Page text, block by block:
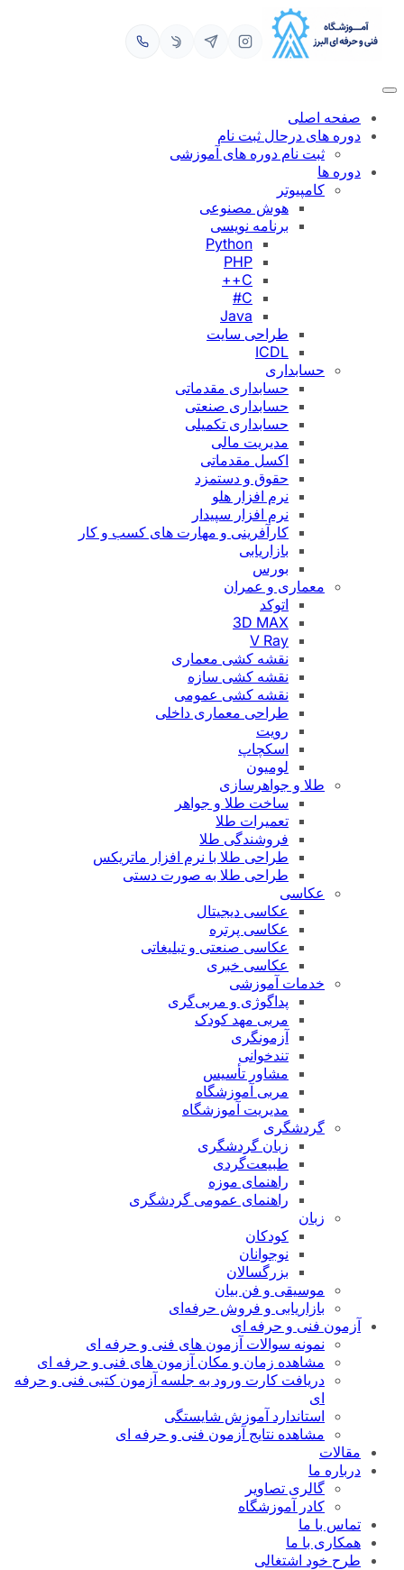
محتوا
صفحه اصلی
دوره های درحال ثبت نام
ثبت نام دوره های آموزشی
دوره ها
کامپیوتر
هوش مصنوعی
برنامه نویسی
Python
PHP
C++
C#
Java
طراحی سایت
ICDL
حسابداری
حسابداری مقدماتی
حسابداری صنعتی
حسابداری تکمیلی
مدیریت مالی
اکسل مقدماتی
حقوق و دستمزد
نرم افزار هلو
نرم افزار سپیدار
کارآفرینی و مهارت های کسب و کار
بازاریابی
بورس
معماری و عمران
اتوکد
3D MAX
V Ray
نقشه کشی معماری
نقشه کشی سازه
نقشه کشی عمومی
طراحی معماری داخلی
رویت
اسکچاپ
لومیون
طلا و جواهرسازی
ساخت طلا و جواهر
تعمیرات طلا
فروشندگی طلا
طراحی طلا با نرم افزار ماتریکس
طراحی طلا به صورت دستی
عکاسی
عکاسی دیجیتال
عکاسی پرتره
عکاسی صنعتی و تبلیغاتی
عکاسی خبری
خدمات آموزشی
پداگوژی و مربی‌گری
مربی مهد کودک
آزمونگری
تندخوانی
مشاور تأسیس
مربی آموزشگاه
مدیریت آموزشگاه
گردشگری
زبان گردشگری
طبیعت‌گردی
راهنمای موزه
راهنمای عمومی گردشگری
زبان
کودکان
نوجوانان
بزرگسالان
موسیقی و فن بیان
بازاریابی و فروش حرفه‌ای
آزمون فنی و حرفه ای
نمونه سوالات آزمون های فنی و حرفه ای
مشاهده زمان و مکان آزمون های فنی و حرفه ای
دریافت کارت ورود به جلسه آزمون کتبی فنی و حرفه
ای
استاندارد آموزش شایستگی
مشاهده نتایج آزمون فنی و حرفه ای
مقالات
درباره ما
گالری تصاویر
کادر آموزشگاه
تماس با ما
همکاری با ما
طرح خود اشتغالی